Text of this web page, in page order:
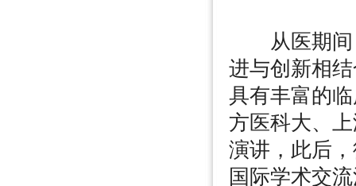
从医期间，
进与创新相
具有丰富的
方医科大、
演讲，此后
国际学术交